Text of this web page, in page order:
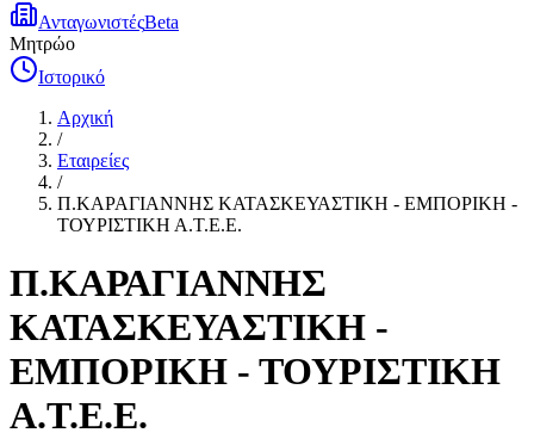
ΑνταγωνιστέςBeta
Μητρώο
Ιστορικό
Αρχική
/
Εταιρείες
/
Π.ΚΑΡΑΓΙΑΝΝΗΣ ΚΑΤΑΣΚΕΥΑΣΤΙΚΗ - ΕΜΠΟΡΙΚΗ -
ΤΟΥΡΙΣΤΙΚΗ Α.Τ.Ε.Ε.
Π.ΚΑΡΑΓΙΑΝΝΗΣ
ΚΑΤΑΣΚΕΥΑΣΤΙΚΗ -
ΕΜΠΟΡΙΚΗ - ΤΟΥΡΙΣΤΙΚΗ
Α.Τ.Ε.Ε.